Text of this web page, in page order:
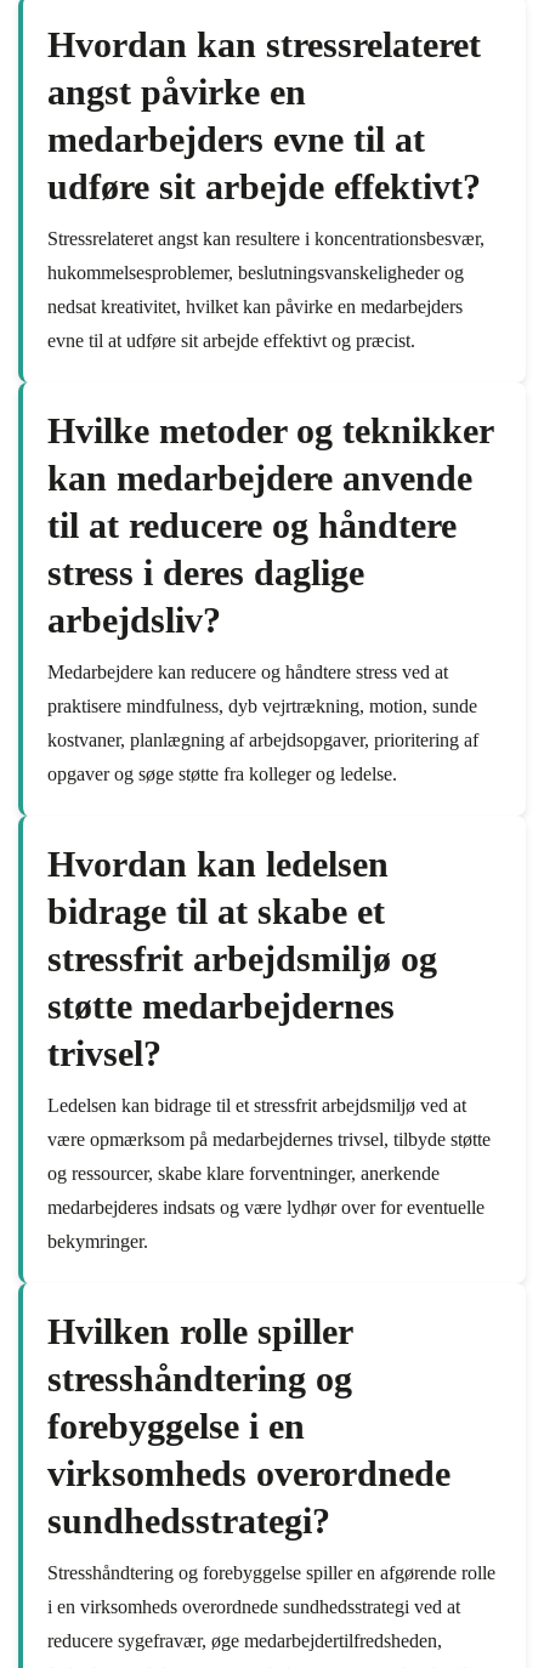
Hvordan kan stressrelateret
angst påvirke en
medarbejders evne til at
udføre sit arbejde effektivt?
Stressrelateret angst kan resultere i koncentrationsbesvær,
hukommelsesproblemer, beslutningsvanskeligheder og
nedsat kreativitet, hvilket kan påvirke en medarbejders
evne til at udføre sit arbejde effektivt og præcist.
Hvilke metoder og teknikker
kan medarbejdere anvende
til at reducere og håndtere
stress i deres daglige
arbejdsliv?
Medarbejdere kan reducere og håndtere stress ved at
praktisere mindfulness, dyb vejrtrækning, motion, sunde
kostvaner, planlægning af arbejdsopgaver, prioritering af
opgaver og søge støtte fra kolleger og ledelse.
Hvordan kan ledelsen
bidrage til at skabe et
stressfrit arbejdsmiljø og
støtte medarbejdernes
trivsel?
Ledelsen kan bidrage til et stressfrit arbejdsmiljø ved at
være opmærksom på medarbejdernes trivsel, tilbyde støtte
og ressourcer, skabe klare forventninger, anerkende
medarbejderes indsats og være lydhør over for eventuelle
bekymringer.
Hvilken rolle spiller
stresshåndtering og
forebyggelse i en
virksomheds overordnede
sundhedsstrategi?
Stresshåndtering og forebyggelse spiller en afgørende rolle
i en virksomheds overordnede sundhedsstrategi ved at
reducere sygefravær, øge medarbejdertilfredsheden,